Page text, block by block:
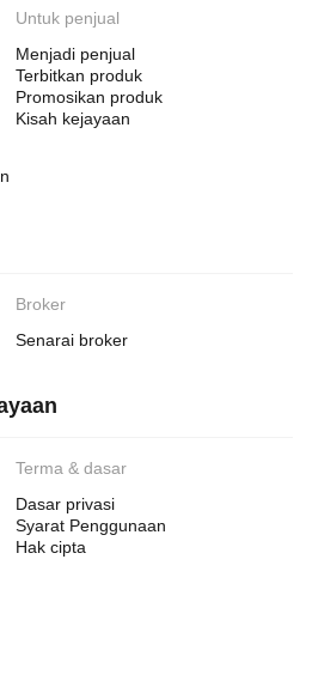
Untuk penjual
Menjadi penjual
Terbitkan produk
Promosikan produk
Kisah kejayaan
Broker
Senarai broker
Terma & dasar
Dasar privasi
Syarat Penggunaan
Hak cipta